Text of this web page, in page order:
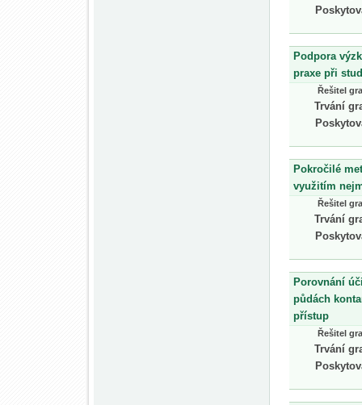
Podpora
praxe při
Řešitel
Trvání
Pokročilé
využitím
Řešitel
Trvání
Porovnání
půdách
přístup
Řešitel
Trvání